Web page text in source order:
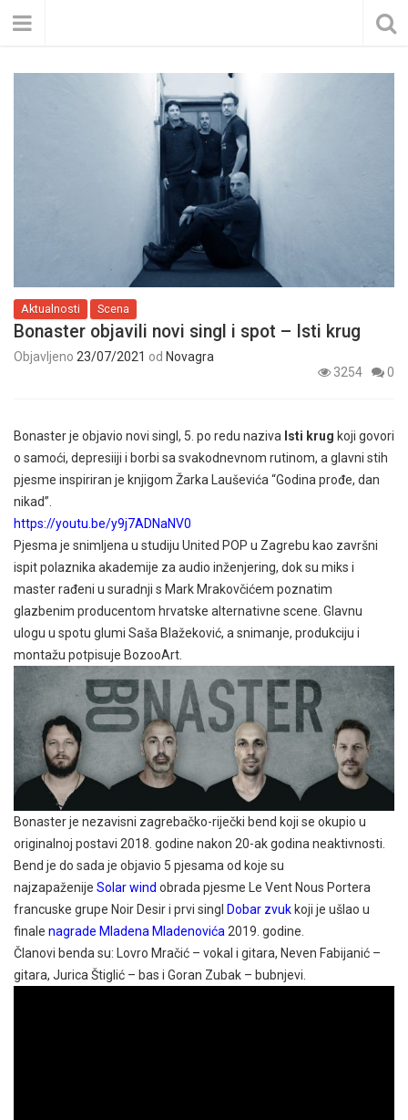
Aktualnosti Scena
Bonaster objavili novi singl i spot – Isti krug
Objavljeno 23/07/2021 od Novagra
3254
0
Bonaster je objavio novi singl, 5. po redu naziva Isti krug koji govori
o samoći, depresiiji i borbi sa svakodnevnom rutinom, a glavni stih
pjesme inspiriran je knjigom Žarka Lauševića “Godina prođe, dan
nikad”.
https://youtu.be/y9j7ADNaNV0
Pjesma je snimljena u studiju United POP u Zagrebu kao završni
ispit polaznika akademije za audio inženjering, dok su miks i
master rađeni u suradnji s Mark Mrakovčićem poznatim
glazbenim producentom hrvatske alternativne scene. Glavnu
ulogu u spotu glumi Saša Blažeković, a snimanje, produkciju i
montažu potpisuje BozooArt.
Bonaster je nezavisni zagrebačko-riječki bend koji se okupio u
originalnoj postavi 2018. godine nakon 20-ak godina neaktivnosti.
Bend je do sada je objavio 5 pjesama od koje su
najzapaženije Solar wind obrada pjesme Le Vent Nous Portera
francuske grupe Noir Desir i prvi singl Dobar zvuk koji je ušlao u
finale nagrade Mladena Mladenovića2019. godine.
Članovi benda su: Lovro Mračić – vokal i gitara, Neven Fabijanić –
gitara, Jurica Štiglić – bas i Goran Zubak – bubnjevi.